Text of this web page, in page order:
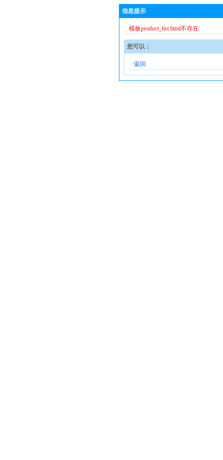
信息提示
·模板product_list.html不存在
您可以：
·返回